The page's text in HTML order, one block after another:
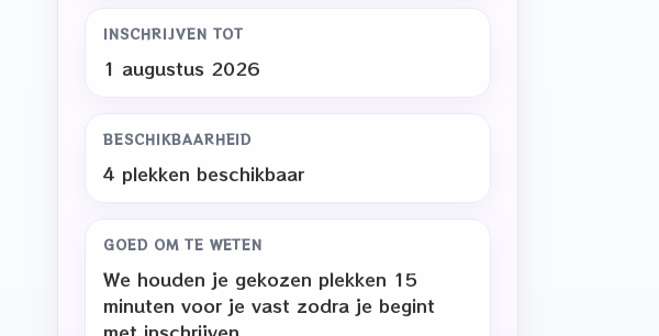
INSCHRIJVEN TOT
1 augustus 2026
BESCHIKBAARHEID
4 plekken beschikbaar
GOED OM TE WETEN
We houden je gekozen plekken 15
minuten voor je vast zodra je begint